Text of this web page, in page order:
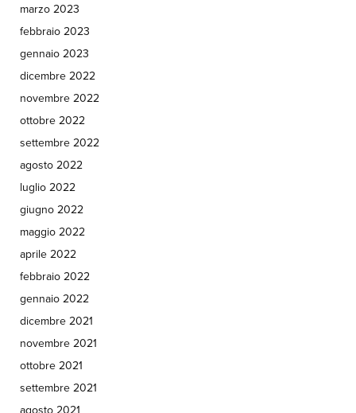
marzo 2023
febbraio 2023
gennaio 2023
dicembre 2022
novembre 2022
ottobre 2022
settembre 2022
agosto 2022
luglio 2022
giugno 2022
maggio 2022
aprile 2022
febbraio 2022
gennaio 2022
dicembre 2021
novembre 2021
ottobre 2021
settembre 2021